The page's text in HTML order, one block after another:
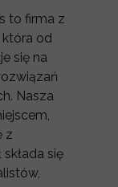
to firma z
od
się na
Nasza
z
się